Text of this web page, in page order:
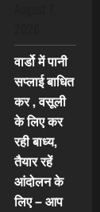
वार्डो में पानी
सप्लाई बाधित
कर , वसूली
के लिए कर
रही बाध्य,
तैयार रहें
आंदोलन के
लिए – आप